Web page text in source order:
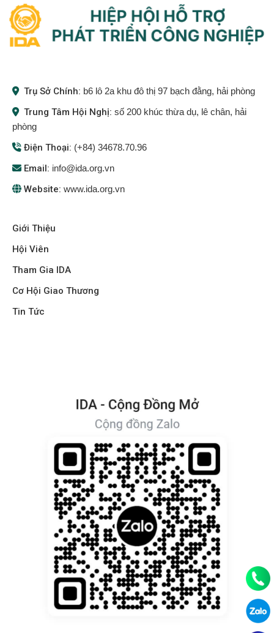
Trụ Sở Chính: b6 lô 2a khu đô thị 97 bạch đằng, hải phòng
Trung Tâm Hội Nghị: số 200 khúc thừa dụ, lê chân, hải
phòng
Điện Thoại: (+84) 34678.70.96
Email: info@ida.org.vn
Website: www.ida.org.vn
Giới Thiệu
Hội Viên
Tham Gia IDA
Cơ Hội Giao Thương
Tin Tức